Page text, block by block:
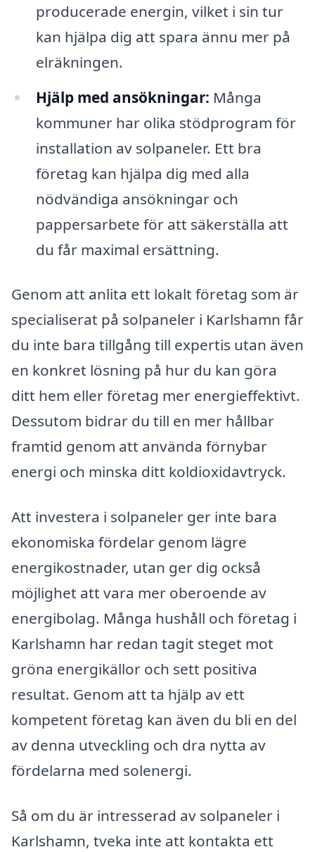
producerade energin, vilket i sin tur
kan hjälpa dig att spara ännu mer på
elräkningen.
Hjälp med ansökningar: Många
kommuner har olika stödprogram för
installation av solpaneler. Ett bra
företag kan hjälpa dig med alla
nödvändiga ansökningar och
pappersarbete för att säkerställa att
du får maximal ersättning.
Genom att anlita ett lokalt företag som är
specialiserat på solpaneler i Karlshamn får
du inte bara tillgång till expertis utan även
en konkret lösning på hur du kan göra
ditt hem eller företag mer energieffektivt.
Dessutom bidrar du till en mer hållbar
framtid genom att använda förnybar
energi och minska ditt koldioxidavtryck.
Att investera i solpaneler ger inte bara
ekonomiska fördelar genom lägre
energikostnader, utan ger dig också
möjlighet att vara mer oberoende av
energibolag. Många hushåll och företag i
Karlshamn har redan tagit steget mot
gröna energikällor och sett positiva
resultat. Genom att ta hjälp av ett
kompetent företag kan även du bli en del
av denna utveckling och dra nytta av
fördelarna med solenergi.
Så om du är intresserad av solpaneler i
Karlshamn, tveka inte att kontakta ett